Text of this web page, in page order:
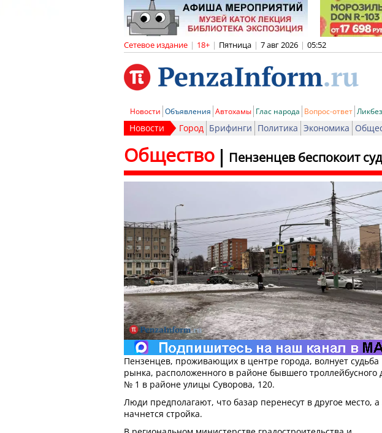
Сетевое издание | 18+ | Пятница | 7 авг 2026 | 05:52
Новости Объявления Автохамы Глас народа Вопрос-ответ Ликбез
Новости Город Брифинги Политика Экономика
Пензенцев беспокоит
Общество
Пензенцев, проживающих в центре города, волнует судьба
рынка, расположенного в районе бывшего троллейбусного
№ 1 в районе улицы Суворова, 120.
Люди предполагают, что базар перенесут в другое место, а
начнется стройка.